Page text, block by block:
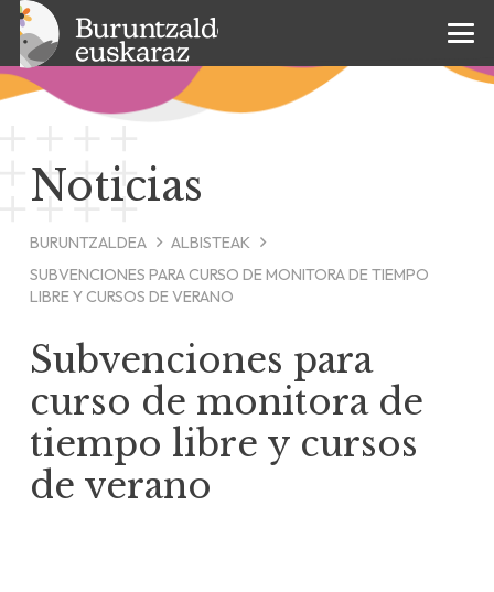
Noticias
BURUNTZALDEA
ALBISTEAK
SUBVENCIONES PARA CURSO DE MONITORA DE TIEMPO
LIBRE Y CURSOS DE VERANO
Subvenciones para
curso de monitora de
tiempo libre y cursos
de verano